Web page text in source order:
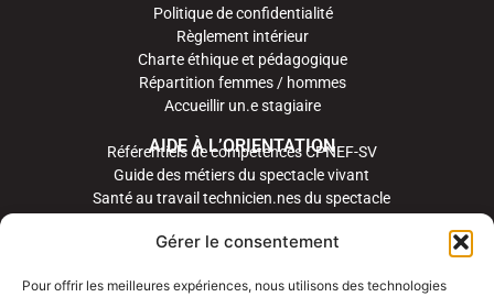
Gérer le consentement
Pour offrir les meilleures expériences, nous utilisons des technologies
Politique de confidentialité
Règlement intérieur
Charte éthique et pédagogique
Répartition femmes / hommes
Accueillir un.e stagiaire
AIDE À L’ORIENTATION
Référentiels de compétences CPNEF-SV
Guide des métiers du spectacle vivant
Santé au travail technicien.nes du spectacle